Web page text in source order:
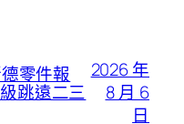
零件報
跳遠二三
2026 年
8 月 6
日